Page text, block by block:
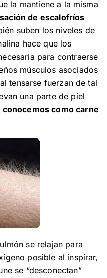
la mantiene a la misma
de escalofríos
suben los niveles de
hace que los
para contraerse
músculos asociados
tensarse fuerzan de tal
una parte de piel
como carne
se relajan para
posible al inspirar,
se “desconectan”